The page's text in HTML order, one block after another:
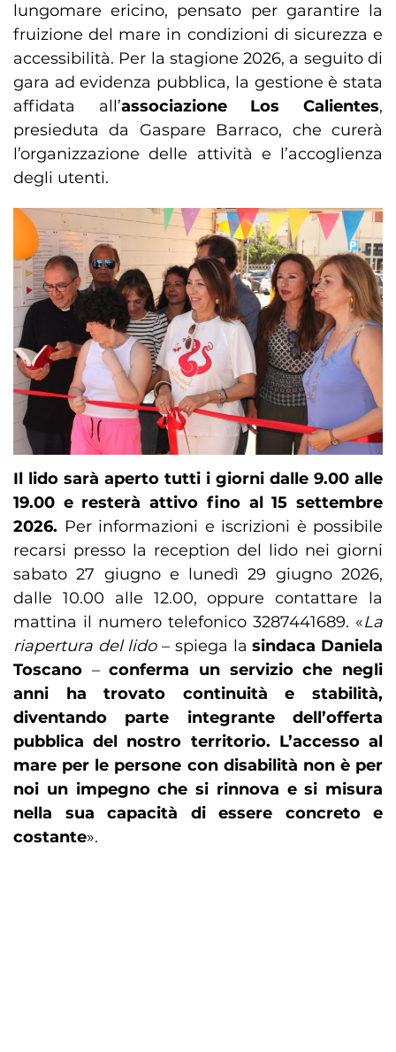
lungomare ericino, pensato per garantire la
fruizione del mare in condizioni di sicurezza e
accessibilità. Per la stagione 2026, a seguito di
gara ad evidenza pubblica, la gestione è stata
affidata all’associazione Los Calientes,
presieduta da Gaspare Barraco, che curerà
l’organizzazione delle attività e l’accoglienza
degli utenti.
Il lido sarà aperto tutti i giorni dalle 9.00 alle
19.00 e resterà attivo fino al 15 settembre
2026. Per informazioni e iscrizioni è possibile
recarsi presso la reception del lido nei giorni
sabato 27 giugno e lunedì 29 giugno 2026,
dalle 10.00 alle 12.00, oppure contattare la
mattina il numero telefonico 3287441689. «La
riapertura del lido– spiega la sindaca Daniela
Toscano –conferma un servizio che negli
anni ha trovato continuità e stabilità,
diventando parte integrante dell’offerta
pubblica del nostro territorio. L’accesso al
mare per le persone con disabilità non è per
noi un impegno che si rinnova e si misura
nella sua capacità di essere concreto e
costante».